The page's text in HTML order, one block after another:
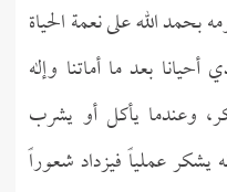
بحمد الله على نعمة الحياة
بعد ما أماتنا وإله
وعندما يأكل أو يشرب
يشكر عملياً فيزداد شعوراً